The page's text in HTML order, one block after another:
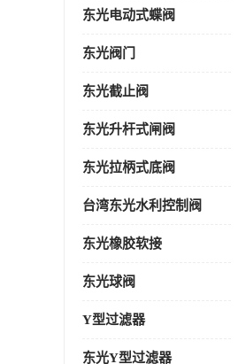
东光电动式蝶阀
东光阀门
东光截止阀
东光升杆式闸阀
东光拉柄式底阀
台湾东光水利控制阀
东光橡胶软接
东光球阀
Y型过滤器
东光Y型过滤器